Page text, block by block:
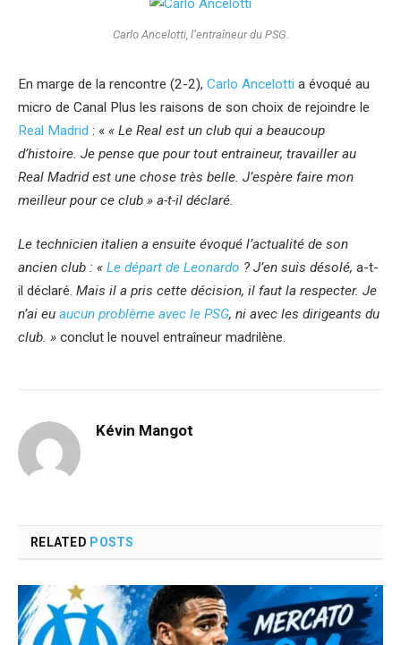
Carlo Ancelotti, l’entraîneur du PSG.
En marge de la rencontre (2-2), Carlo Ancelotti a évoqué au
micro de Canal Plus les raisons de son choix de rejoindre le
Real Madrid : « « Le Real est un club qui a beaucoup
d’histoire. Je pense que pour tout entraineur, travailler au
Real Madrid est une chose très belle. J’espère faire mon
meilleur pour ce club » a-t-il déclaré.
Le technicien italien a ensuite évoqué l’actualité de son
ancien club : « Le départ de Leonardo ? J’en suis désolé, a-t-
il déclaré. Mais il a pris cette décision, il faut la respecter. Je
n’ai eu aucun problème avec le PSG, ni avec les dirigeants du
club. » conclut le nouvel entraîneur madrilène.
Kévin Mangot
RELATED POSTS